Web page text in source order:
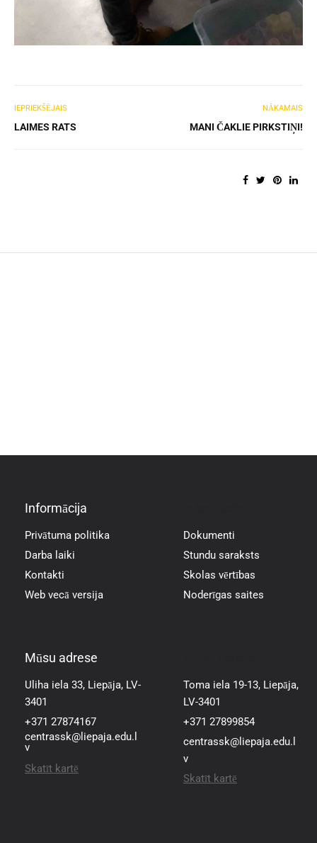
IEPRIEKŠĒJAIS
LAIMES RATS
NĀKAMAIS
MANI ČAKLIE PIRKSTIŅI!
Informācija
Privātuma politika
Darba laiki
Kontakti
Web vecā versija
Dokumenti
Stundu saraksts
Skolas vērtības
Noderīgas saites
Mūsu adrese
Uliha iela 33, Liepāja, LV-
3401
+371 27874167
centrassk@liepaja.edu.l
v
Skatīt kartē
Toma iela 19-13, Liepāja,
LV-3401
+371 27899854
centrassk@liepaja.edu.l
v
Skatīt kartē